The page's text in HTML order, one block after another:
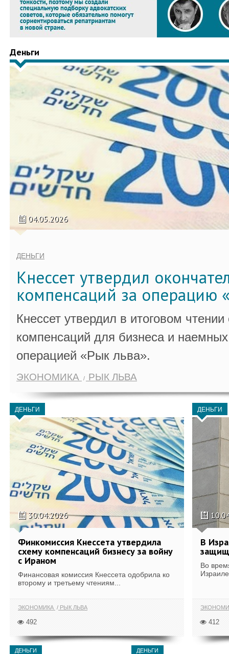
Деньги
04.05.2026
ДЕНЬГИ
Кнессет утвердил
компенсаций за операцию
Кнессет утвердил в итоговом
компенсаций для бизнеса и
операцией «Рык льва».
ЭКОНОМИКА РЫК ЛЬВА
ДЕНЬГИ
30.04.2026
Финкомиссия Кнессета утвердила
схему компенсаций бизнесу за войну
с Ираном
Финансовая комиссия Кнессета одобрила ко
второму и третьему чтениям...
ЭКОНОМИКА РЫК ЛЬВА
492
ДЕНЬГИ
В
Во
412
ДЕНЬГИ ДЕНЬГИ